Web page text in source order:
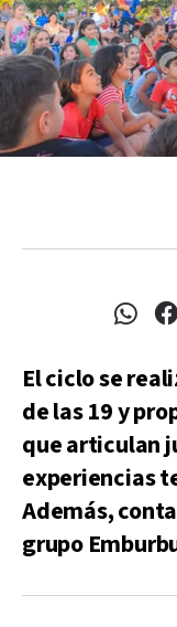
El ciclo se
de las 19 y
que articulan
experiencias
Además,
grupo